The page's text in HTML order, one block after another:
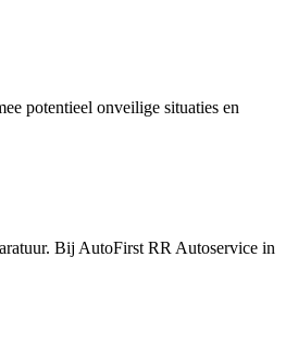
potentieel onveilige situaties en
Bij AutoFirst RR Autoservice in